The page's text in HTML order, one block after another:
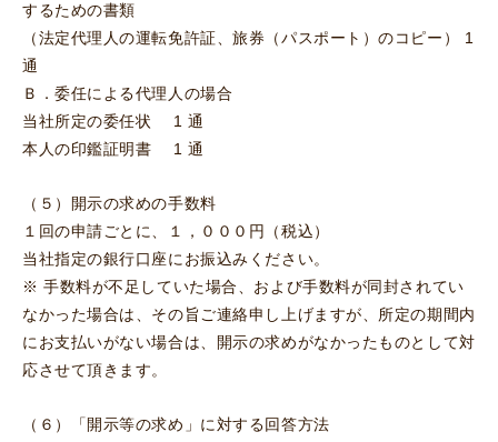
するための書類
（法定代理人の運転免許証、旅券（パスポート）のコピー） 1
通
Ｂ．委任による代理人の場合
当社所定の委任状 1 通
本人の印鑑証明書 1 通
（５）開示の求めの手数料
１回の申請ごとに、１，０００円（税込）
当社指定の銀行口座にお振込みください。
※ 手数料が不足していた場合、および手数料が同封されてい
なかった場合は、その旨ご連絡申し上げますが、所定の期間内
にお支払いがない場合は、開示の求めがなかったものとして対
応させて頂きます。
（６）「開示等の求め」に対する回答方法